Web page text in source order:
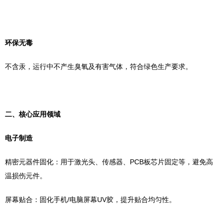
‌环保无毒‌
不含汞，运行中不产生臭氧及有害气体，符合绿色生产要求。
二、核心应用领域‌
‌电子制造‌
‌精密元器件固化‌：用于激光头、传感器、PCB板芯片固定等，避免高
温损伤元件。
‌屏幕贴合‌：固化手机/电脑屏幕UV胶，提升贴合均匀性。